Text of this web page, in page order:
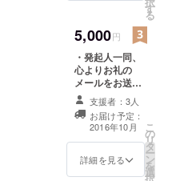
ワーキング
スペース
で、遊び、
学び、交流
できる場を
提供し、み
んなが笑顔
でいられる
す
る
5,000円
・発起人一同、
心よりお礼の
メールをお送り
いたします。 ・
オープニングイ
ベントへご招待
いたします。 ・
スペース利用/イ
ベント利用券 4
支援者：3人
お届け予定：
2016年10月
詳細を見る
こ
の
リ
タ
ー
ン
を
選